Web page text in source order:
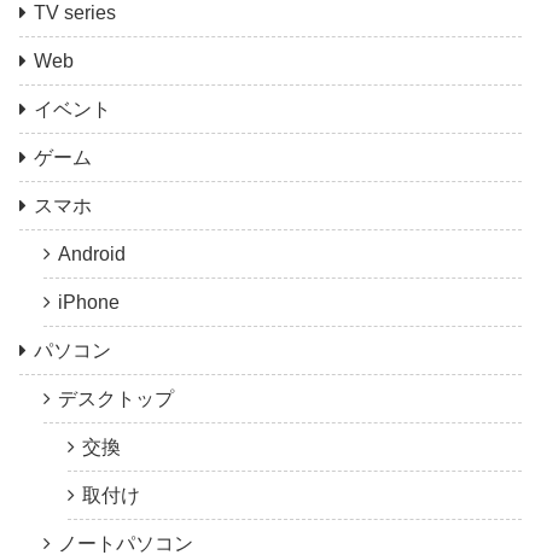
TV series
Web
イベント
ゲーム
スマホ
Android
iPhone
パソコン
デスクトップ
交換
取付け
ノートパソコン